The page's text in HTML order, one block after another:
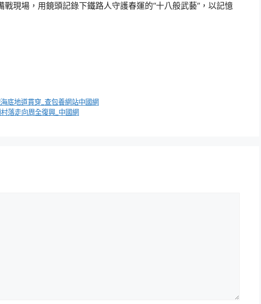
現場，用鏡頭記錄下鐵路人守護春運的“十八般武藝”，以記憶
底地道貫穿_查包養網站中國網
落走向周全復興_中國網